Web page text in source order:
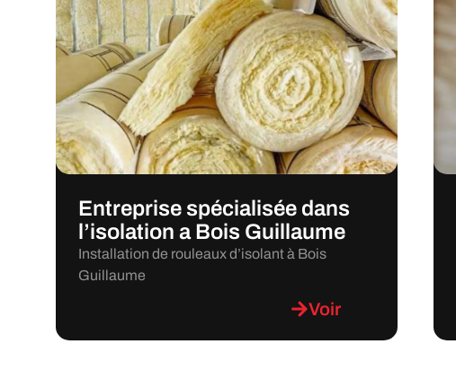
Entreprise spécialisée dans
l’isolation a Bois Guillaume
Installation de rouleaux d’isolant à Bois
Guillaume
Voir